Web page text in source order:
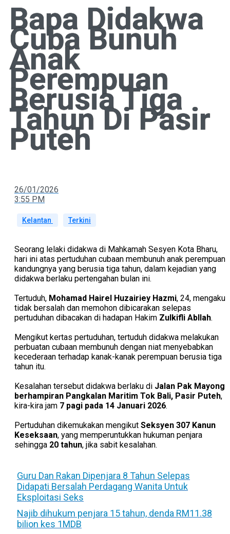
Bapa Didakwa
Cuba Bunuh
Anak
Perempuan
Berusia Tiga
Tahun Di Pasir
Puteh
26/01/2026
3:55 PM
Kelantan Terkini
Seorang lelaki didakwa di Mahkamah Sesyen Kota Bharu,
hari ini atas pertuduhan cubaan membunuh anak perempuan
kandungnya yang berusia tiga tahun, dalam kejadian yang
didakwa berlaku pertengahan bulan ini.
Tertuduh, Mohamad Hairel Huzairiey Hazmi, 24, mengaku
tidak bersalah dan memohon dibicarakan selepas
pertuduhan dibacakan di hadapan Hakim Zulkifli Abllah.
Mengikut kertas pertuduhan, tertuduh didakwa melakukan
perbuatan cubaan membunuh dengan niat menyebabkan
kecederaan terhadap kanak-kanak perempuan berusia tiga
tahun itu.
Kesalahan tersebut didakwa berlaku di Jalan Pak Mayong
berhampiran Pangkalan Maritim Tok Bali, Pasir Puteh,
kira-kira jam 7 pagi pada 14 Januari 2026.
Pertuduhan dikemukakan mengikut Seksyen 307 Kanun
Keseksaan, yang memperuntukkan hukuman penjara
sehingga 20 tahun, jika sabit kesalahan.
Guru Dan Rakan Dipenjara 8 Tahun Selepas
Didapati Bersalah Perdagang Wanita Untuk
Eksploitasi Seks
Najib dihukum penjara 15 tahun, denda RM11.38
bilion kes 1MDB